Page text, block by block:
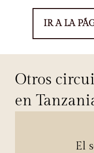
IR A LA
Otros
en
El